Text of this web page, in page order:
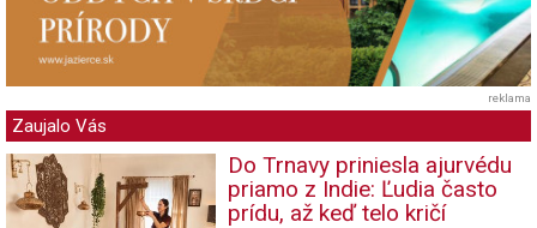
reklama
Zaujalo Vás
Do Trnavy priniesla ajurvédu
priamo z Indie: Ľudia často
prídu, až keď telo kričí